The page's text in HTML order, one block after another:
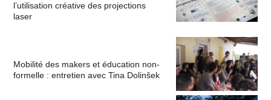
l’utilisation créative des projections
laser
Mobilité des makers et éducation non-
formelle : entretien avec Tina Dolinšek